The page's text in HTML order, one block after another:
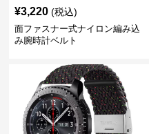
¥3,220 (税込)
面ファスナー式ナイロン編み込
み腕時計ベルト